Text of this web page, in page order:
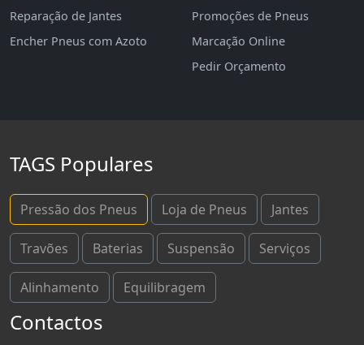
Reparação de Jantes
Encher Pneus com Azoto
Promoções de Pneus
Marcação Online
Pedir Orçamento
TAGS Populares
Pressão dos Pneus Loja de Pneus Jantes
Travões Baterias Suspensão Serviços
Alinhamento Equilibragem
Contactos